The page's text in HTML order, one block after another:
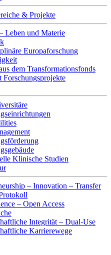
& Projekte
Leben und Materie
Europaforschung
dem Transformationsfonds
Forschungsprojekte
Klinische Studien
– Innovation – Transfer
– Open Access
Integrität – Dual-Use
Karrierewege